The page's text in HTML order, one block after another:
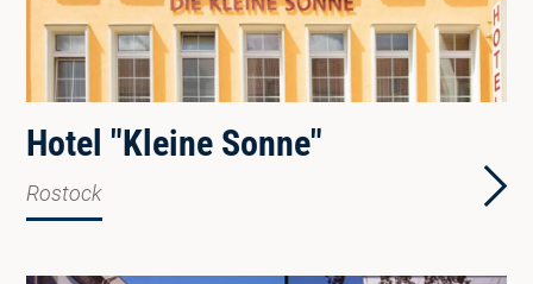
Hotel "Kleine Sonne"
Rostock